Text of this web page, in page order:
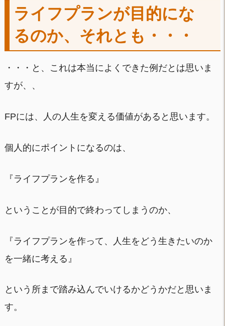
ライフプランが目的にな
るのか、それとも・・・
・・・と、これは本当によくできた例だとは思いま
すが、、
FPには、人の人生を変える価値があると思います。
個人的にポイントになるのは、
『ライフプランを作る』
ということが目的で終わってしまうのか、
『ライフプランを作って、人生をどう生きたいのか
を一緒に考える』
という所まで踏み込んでいけるかどうかだと思いま
す。